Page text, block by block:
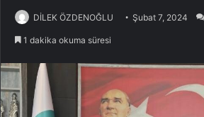
DİLEK ÖZDENOĞLU Şubat 7, 2024
1 dakika okuma süresi